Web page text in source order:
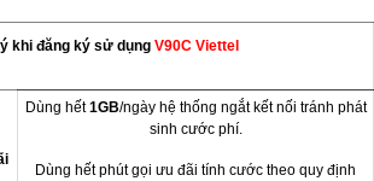
khi đăng ký sử dụng V90C Viettel
Dùng hết1GB/ngày hệ thống ngắt kết nối tránh phát
sinh cước phí.
Dùng hết phút gọi ưu đãi tính cước theo quy định